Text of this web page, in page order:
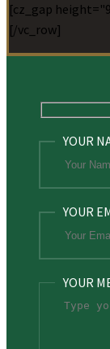
[cz_gap
[/vc_row]
YOUR
YOUR
YOUR